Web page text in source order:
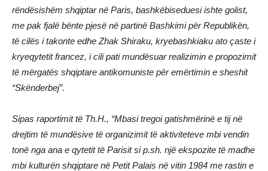
rëndësishëm shqiptar në Paris, bashkëbiseduesi ishte golist,
me pak fjalë bënte pjesë në partinë Bashkimi për Republikën,
të cilës i takonte edhe Zhak Shiraku, kryebashkiaku ato çaste i
kryeqytetit francez, i cili pati mundësuar realizimin e propozimit
të mërgatës shqiptare antikomuniste për emërtimin e sheshit
“Skënderbej”.
Sipas raportimit të Th.H., “Mbasi tregoi gatishmërinë e tij në
drejtim të mundësive të organizimit të aktiviteteve mbi vendin
tonë nga ana e qytetit të Parisit si p.sh. një ekspozite të madhe
mbi kulturën shqiptare në Petit Palais në vitin 1984 me rastin e